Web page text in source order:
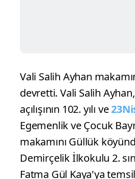
Vali Salih Ayhan
devretti. Vali Salih
açılışının 102. yılı ve
Egemenlik ve Çocuk
makamını Güllük
Demirçelik İlkokulu 2.
Fatma Gül Kaya'ya